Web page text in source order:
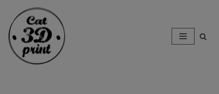
Aller
au
contenu